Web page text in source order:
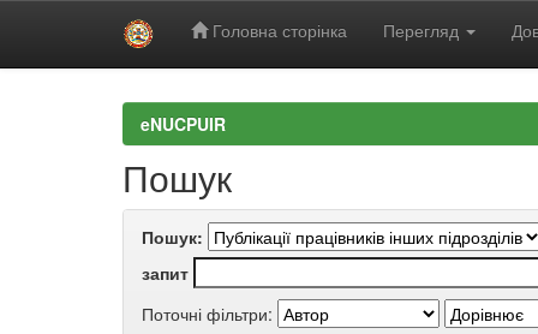
Головна сторінка Перегляд
eNUCPUIR
Пошук
Пошук:
запит
Поточні фільтри: